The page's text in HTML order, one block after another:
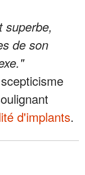
superbe,
de son
d'implants.